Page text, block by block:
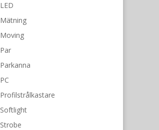
LED
Mätning
Moving
Par
Parkanna
PC
Profilstrålkastare
Softlight
Strobe